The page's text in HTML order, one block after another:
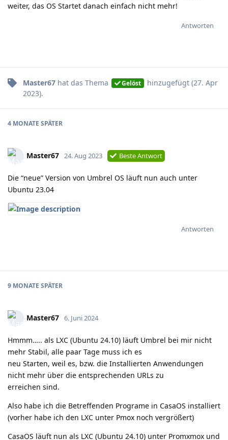
weiter, das OS Startet danach einfach nicht mehr!
Antworten
Master67 hat das Thema Gelöst hinzugefügt (27. Apr
2023).
4 MONATE SPÄTER
Master67 24. Aug 2023 Beste Antwort
Die “neue” Version von Umbrel OS läuft nun auch unter
Ubuntu 23.04
Antworten
9 MONATE SPÄTER
Master67 6. Juni 2024
Hmmm….. als LXC (Ubuntu 24.10) läuft Umbrel bei mir nicht
mehr Stabil, alle paar Tage muss ich es
neu Starten, weil es, bzw. die Installierten Anwendungen
nicht mehr über die entsprechenden URLs zu
erreichen sind.
Also habe ich die Betreffenden Programe in CasaOS installiert
(vorher habe ich den LXC unter Pmox noch vergrößert)
CasaOS läuft nun als LXC (Ubuntu 24.10) unter Promxmox und